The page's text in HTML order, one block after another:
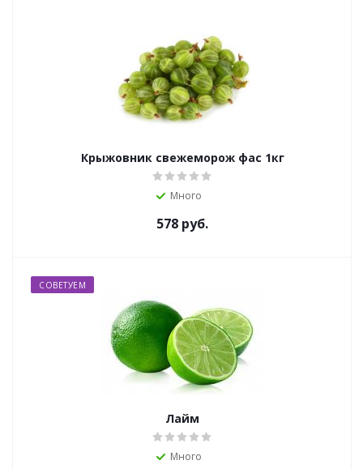
Крыжовник свежеморож фас 1кг
Много
578 руб.
СОВЕТУЕМ
Лайм
Много